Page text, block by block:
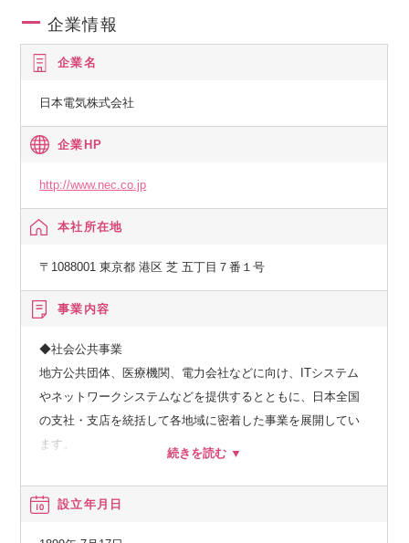
企業情報
企業名
日本電気株式会社
企業HP
http://www.nec.co.jp
本社所在地
〒1088001 東京都 港区 芝 五丁目７番１号
事業内容
◆社会公共事業
地方公共団体、医療機関、電力会社などに向け、ITシステム
やネットワークシステムなどを提供するとともに、日本全国
の支社・支店を統括して各地域に密着した事業を展開してい
ます。
政府、官公庁などに向け、大規模ミッションクリティカルシ
ステムやネットワークシステムといった、人々が安心して快
設立年月日